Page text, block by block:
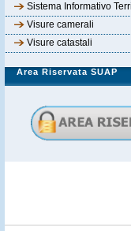
Sistema Informativo
Visure camerali
Visure catastali
Area Riservata SUAP